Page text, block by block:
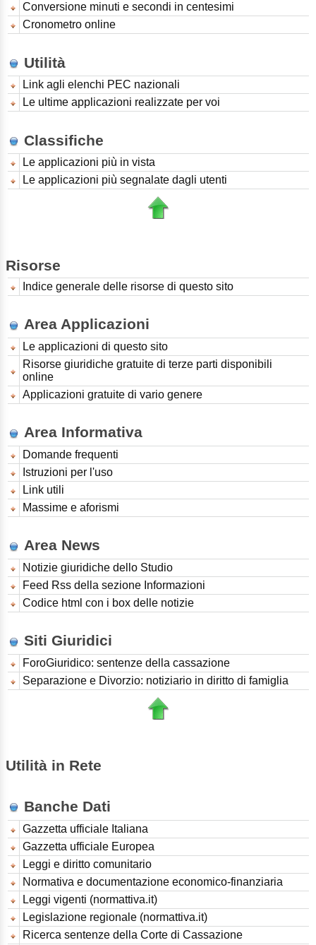
Conversione minuti e secondi in centesimi
Cronometro online
Utilità
Link agli elenchi PEC nazionali
Le ultime applicazioni realizzate per voi
Classifiche
Le applicazioni più in vista
Le applicazioni più segnalate dagli utenti
Risorse
Indice generale delle risorse di questo sito
Area Applicazioni
Le applicazioni di questo sito
Risorse giuridiche gratuite di terze parti disponibili
online
Applicazioni gratuite di vario genere
Area Informativa
Domande frequenti
Istruzioni per l'uso
Link utili
Massime e aforismi
Area News
Notizie giuridiche dello Studio
Feed Rss della sezione Informazioni
Codice html con i box delle notizie
Siti Giuridici
ForoGiuridico: sentenze della cassazione
Separazione e Divorzio: notiziario in diritto di famiglia
Utilità in Rete
Banche Dati
Gazzetta ufficiale Italiana
Gazzetta ufficiale Europea
Leggi e diritto comunitario
Normativa e documentazione economico-finanziaria
Leggi vigenti (normattiva.it)
Legislazione regionale (normattiva.it)
Ricerca sentenze della Corte di Cassazione